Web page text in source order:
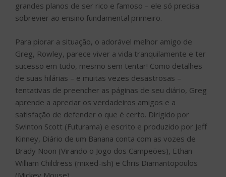
grandes planos de ser rico e famoso – ele só precisa
sobrevier ao ensino fundamental primeiro.
Para piorar a situação, o adorável melhor amigo de
Greg, Rowley, parece viver a vida tranquilamente e ter
sucesso em tudo, mesmo sem tentar! Como detalhes
de suas hilárias – e muitas vezes desastrosas –
tentativas de preencher as páginas de seu diário, Greg
aprende a apreciar os verdadeiros amigos e a
satisfação de defender o que é certo. Dirigido por
Swinton Scott (Futurama) e escrito e produzido por Jeff
Kinney, Diário de um Banana conta com as vozes de
Brady Noon (Virando o Jogo dos Campeões), Ethan
William Childress (mixed-ish) e Chris Diamantopoulos
(Mickey Mouse).